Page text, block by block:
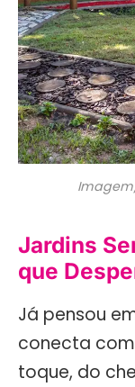
Jardins
que
Já pensou
conecta
toque, do